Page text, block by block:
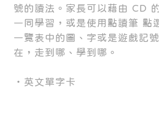
號的讀法。家長可以藉由 CD
一同學習，或是使用點讀筆 點
一覽表中的圖、字或是遊戲記
在，走到哪、學到哪。
‧英文單字卡